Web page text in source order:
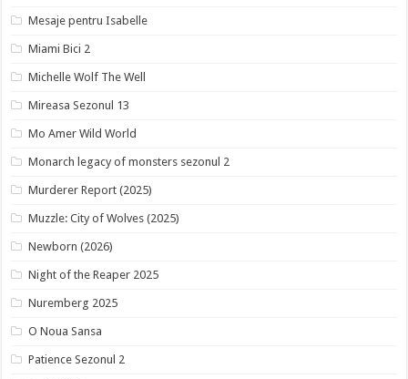
Mesaje pentru Isabelle
Miami Bici 2
Michelle Wolf The Well
Mireasa Sezonul 13
Mo Amer Wild World
Monarch legacy of monsters sezonul 2
Murderer Report (2025)
Muzzle: City of Wolves (2025)
Newborn (2026)
Night of the Reaper 2025
Nuremberg 2025
O Noua Sansa
Patience Sezonul 2